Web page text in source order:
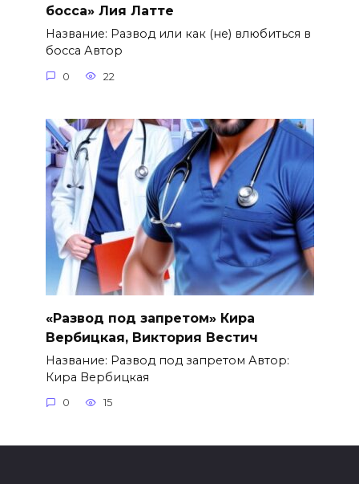
босса» Лия Латте
Название: Развод или как (не) влюбиться в
босса Автор
0 22
«Развод под запретом» Кира
Вербицкая, Виктория Вестич
Название: Развод под запретом Автор:
Кира Вербицкая
0 15